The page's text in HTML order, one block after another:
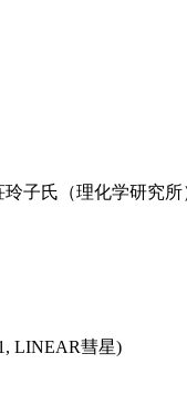
子氏（理化学研究所
LINEAR彗星)